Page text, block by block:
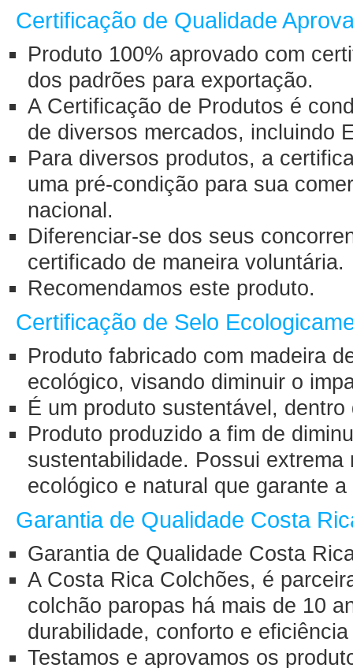
Certificação de Qualidade
Produto 100% aprovado com
dos padrões para exportação.
A Certificação de Produtos é
de diversos mercados, incluindo
Para diversos produtos, a
uma pré-condição para sua
nacional.
Diferenciar-se dos seus
certificado de maneira voluntária.
Recomendamos este produto.
Certificação de Selo
Produto fabricado com madeira
ecológico, visando diminuir o
É um produto sustentável,
Produto produzido a fim de
sustentabilidade. Possui
ecológico e natural que garante
Garantia de Qualidade Costa
Garantia de Qualidade Costa
A Costa Rica Colchões, é
colchão paropas há mais de 10
durabilidade, conforto e
Testamos e aprovamos os